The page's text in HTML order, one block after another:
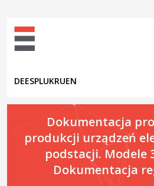
DEESPLUKRUEN
Dokumentacja
produkcji urządzeń
podstacji. Modele
Dokumentacja